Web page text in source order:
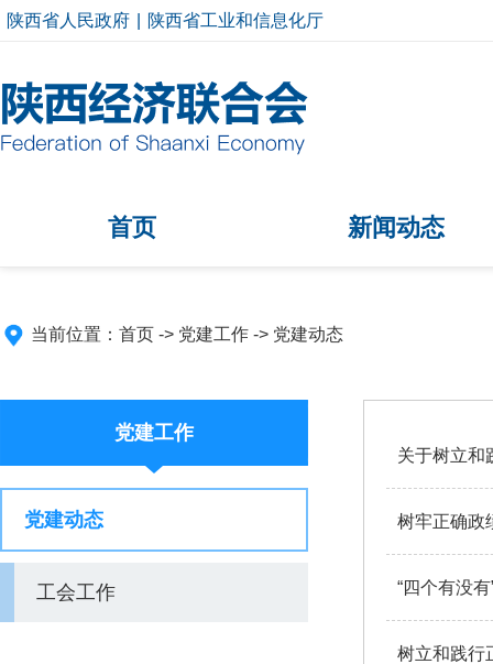
陕西省人民政府 陕西省工业和信息化厅
首页 新闻动态
当前位置： 首页 -> 党建工作 -> 党建动态
党建工作
党建动态
工会工作
关于树立
树牢正确政
“四个有没
树立和践行